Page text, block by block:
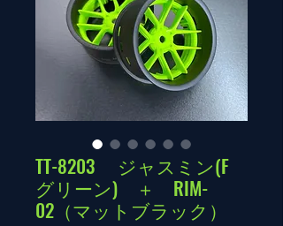
TT-8203 ジャスミン(F
グリーン) ＋ RIM-
02（マットブラック）